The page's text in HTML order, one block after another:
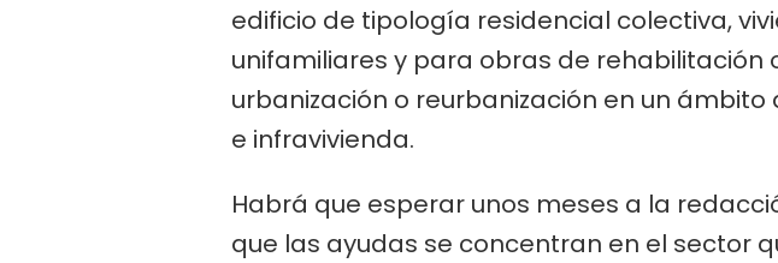
edificio de tipología residencial colectiva,
unifamiliares y para obras de rehabilitación
urbanización o reurbanización en un
e infravivienda.
Habrá que esperar unos meses a la
que las ayudas se concentran en el sector